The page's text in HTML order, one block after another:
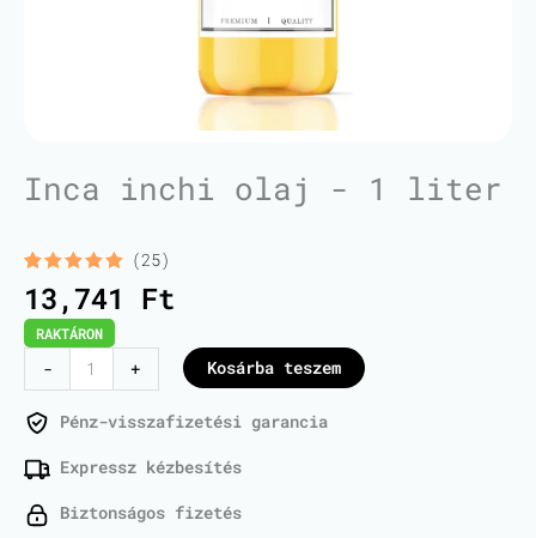
Inca inchi olaj - 1 liter
Értékelés
5.00 az 5-
ből,
25
értékelés
alapján
(25)
13,741 Ft
RAKTÁRON
-
Inchi
Oil
1
mennyiség
+ Kosárba teszem
Pénz-visszafizetési garancia
Expressz kézbesítés
Biztonságos fizetés